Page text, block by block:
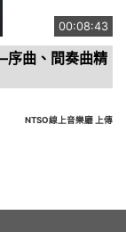
00:08:43
序曲、間奏曲精
NTSO線上音樂廳 上傳